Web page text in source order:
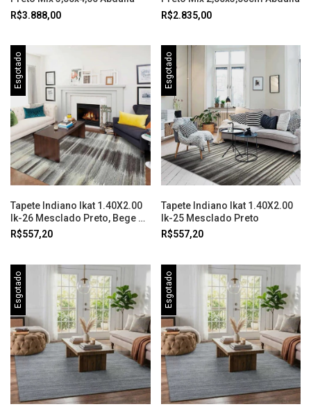
R$3.888,00
R$2.835,00
Esgotado
Tapete Indiano Ikat 1.40X2.00
Ik-26 Mesclado Preto, Bege e
Cinza
R$557,20
Esgotado
Tapete Indiano Ikat 1.40X2.00
Ik-25 Mesclado Preto
R$557,20
Esgotado Esgotado